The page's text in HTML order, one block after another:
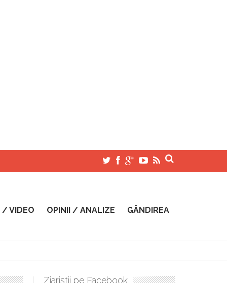
/ VIDEO OPINII / ANALIZE GÂNDIREA
Ziaristii pe Facebook